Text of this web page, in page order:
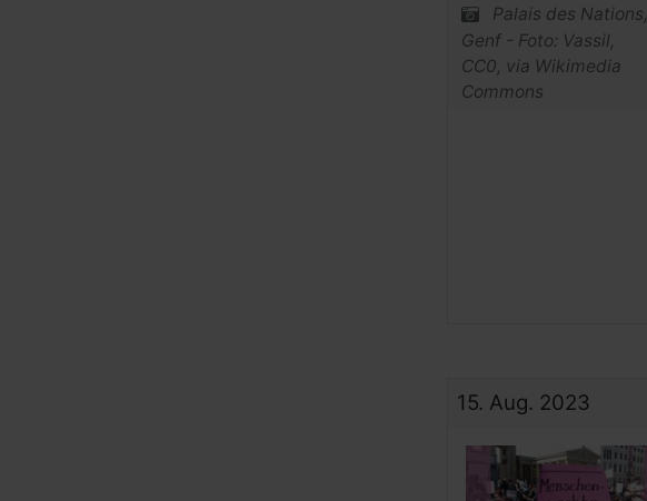
Palais des Nations,
Genf - Foto: Vassil,
CC0, via Wikimedia
Commons
15. Aug. 2023